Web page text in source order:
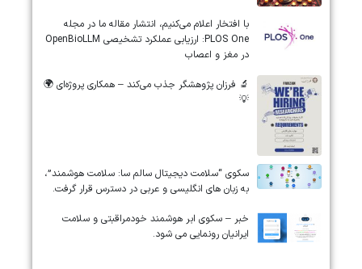
‏‏‏با افتخار اعلام می‌کنیم، انتشار مقاله ما در مجله
‎PLOS One‎: ارزیابی عملکرد تشخیصی ‎OpenBioLLM‎
در مغز و اعصاب
🔬 فرزان پژوهشگر جذب می‌کند – همکاری پروژه‌ای 🌍
💡
سکوی “سلامت دیجیتال سالم سا: سلامت هوشمند”،
به زبان های انگلیسی و عربی در دسترس قرار گرفت.
خبر – سکوی ابر هوشمند خودمراقبتی و سلامت
ایرانیان رونمایی می شود.